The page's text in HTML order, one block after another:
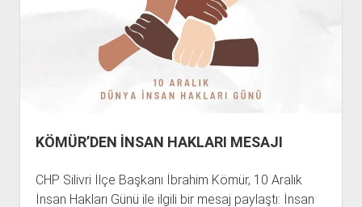
KÖMÜR’DEN İNSAN HAKLARI MESAJI
CHP Silivri İlçe Başkanı İbrahim Kömür, 10 Aralık
İnsan Hakları Günü ile ilgili bir mesaj paylaştı: İnsan